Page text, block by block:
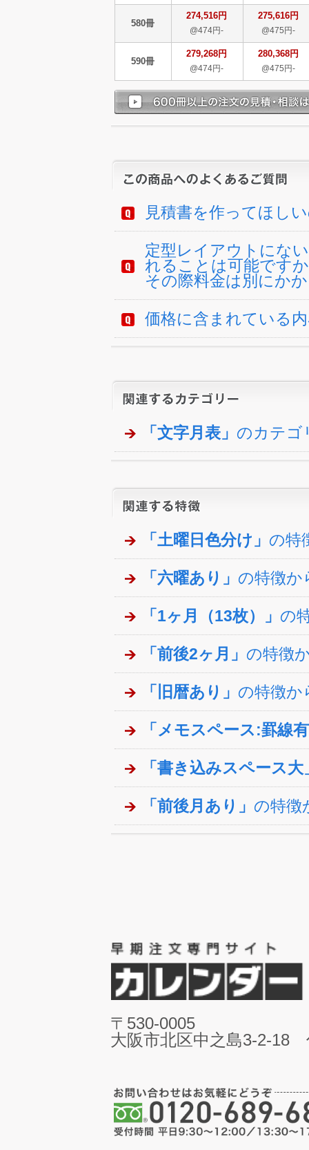
580冊
274,516円
@474円-
275,616円
@475円-
590冊
279,268円
@474円-
280,368円
@475円-
見積書を作ってほし
定型レイアウトにな
れることは可能です
その際料金は別にか
価格に含まれている
「文字月表」 のカテゴ
「土曜日色分け」 の特
「六曜あり」 の特徴か
「1ヶ月（13枚）」 の
「前後2ヶ月」 の特徴
「旧暦あり」 の特徴か
「メモスペース:罫線
「書き込みスペース大
「前後月あり」 の特徴
〒530-0005
大阪市北区中之島3-2-18